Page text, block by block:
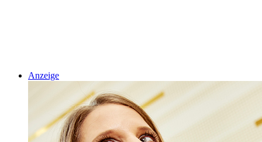
Anzeige